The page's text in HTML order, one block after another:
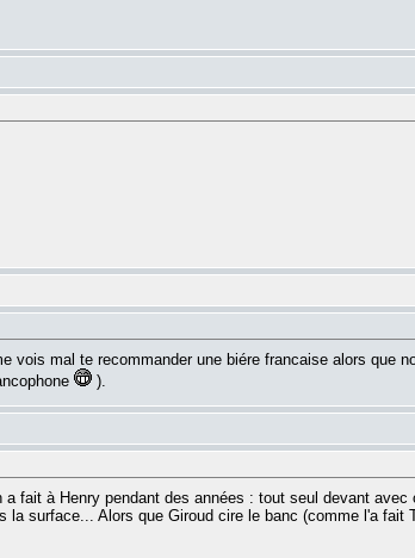
mal te recommander une biére francaise alors que
).
fait à Henry pendant des années : tout seul devant avec
surface... Alors que Giroud cire le banc (comme l'a fait